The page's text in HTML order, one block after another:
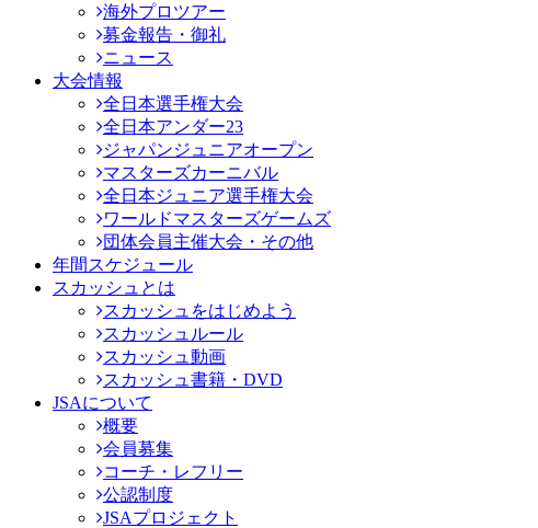
海外プロツアー
募金報告・御礼
ニュース
大会情報
全日本選手権大会
全日本アンダー23
ジャパンジュニアオープン
マスターズカーニバル
全日本ジュニア選手権大会
ワールドマスターズゲームズ
団体会員主催大会・その他
年間スケジュール
スカッシュとは
スカッシュをはじめよう
スカッシュルール
スカッシュ動画
スカッシュ書籍・DVD
JSAについて
概要
会員募集
コーチ・レフリー
公認制度
JSAプロジェクト